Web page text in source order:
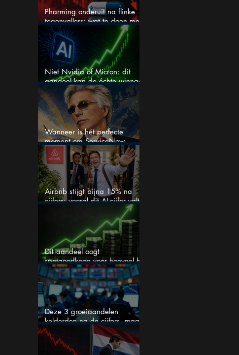
Pharming onderuit na flinke
tegenvallers: wat te doen met
het aandeel?
Niet Nvidia of Micron: dit
aandeel kan de échte winnaar
van de AI-race worden
Wanneer is hét perfecte
moment om ServiceNow
aandelen te kopen?
Airbnb stijgt bijna 15% na
cijfers: vooral dit AI-cijfer valt
Dit aandeel oogt
spotgoedkoop voor hoeveel het
kan stijgen
Deze 3 groeiaandelen
kelderden na de cijfers, maar
één is mijn duidelijke favoriet